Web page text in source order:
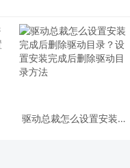
驱动总裁怎么设置安装完